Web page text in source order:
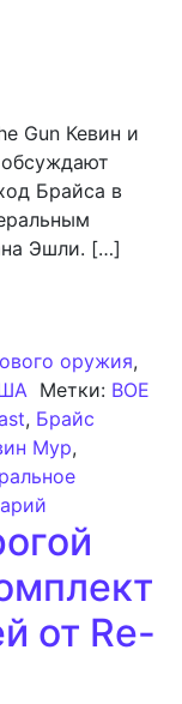
Gun Кевин и
Брайса в
Эшли. […]
оружия,
Метки: BOE
, Брайс
Мур,
от Re-